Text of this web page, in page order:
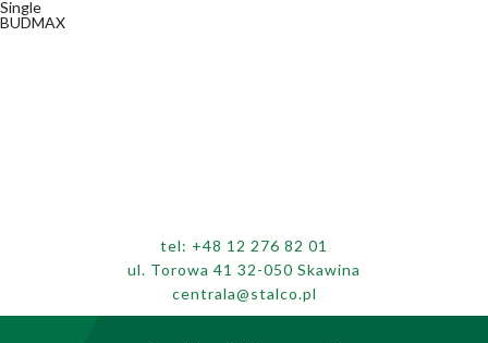
Single
BUDMAX
tel: +48 12 276 82 01
ul. Torowa 41 32-050 Skawina
centrala@stalco.pl